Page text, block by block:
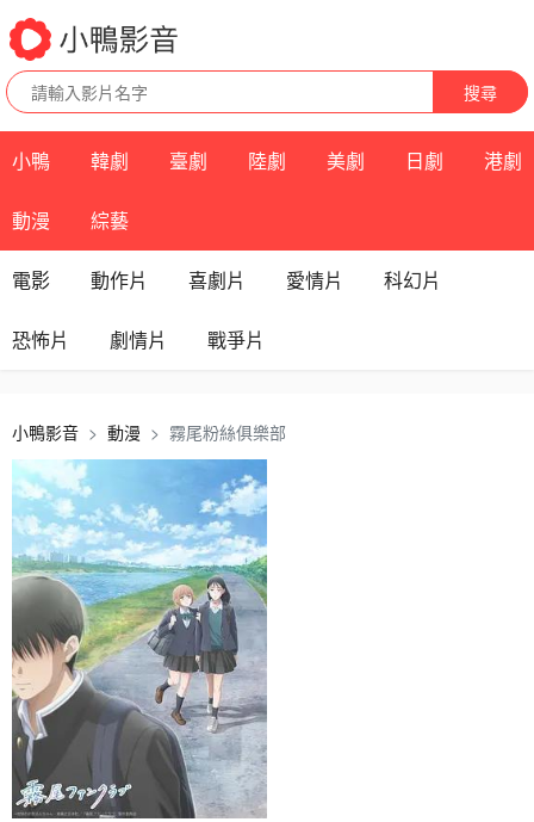
搜尋
小鴨 韓劇 臺劇 陸劇 美劇 日劇 港劇
動漫 綜藝
電影 動作片 喜劇片 愛情片 科幻片
恐怖片 劇情片 戰爭片
小鴨影音 動漫 霧尾粉絲俱樂部